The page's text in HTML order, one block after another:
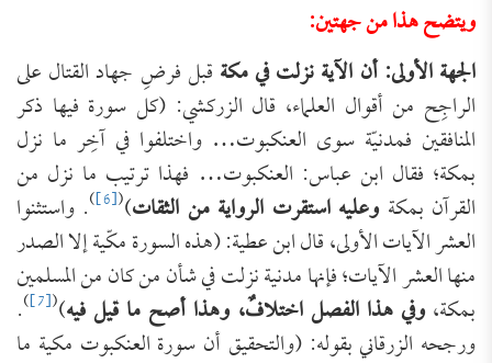
ويتضح هذا من جهتين:
الجهة الأولى: أن الآية نزلت في مكةقبل فرضِ جهاد القتال على
الراجِح من أقوال العلماء، قال الزركشي: (كل سورة فيها ذكر
المنافقين فمدنيّة سوى ‌العنكبوت… واختلفوا في آخِر ما نزل
بمكة؛ فقال ابن عباس: ‌العنكبوت… فهذا ترتيب ما نزل من
القرآن بمكة وعليه استقرت الرواية من الثقات)
(
[6]
). واستثنوا
العشر الآيات الأولى، قال ابن عطية: (هذه السورة ‌مكّية إلا الصدر
منها العشر الآيات؛ فإنها ‌مدنية نزلت في شأن من كان من المسلمين
بمكة،وفي هذا الفصل اختلافٌ، وهذا أصح ما قيل فيه)
(
[7]
)
.
ورجحه الزرقاني بقوله: (والتحقيق أن سورة ‌العنكبوت ‌مكية ما